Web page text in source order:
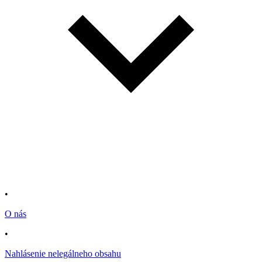
•
O nás
•
Nahlásenie nelegálneho obsahu